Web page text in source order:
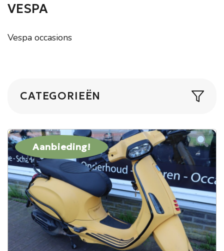
VESPA
Vespa occasions
CATEGORIEËN
Aanbieding!